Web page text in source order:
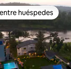
huéspedes
huéspedes